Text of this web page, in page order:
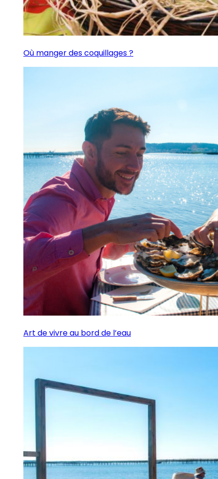
Où manger des coquillages ?
Art de vivre au bord de l’eau